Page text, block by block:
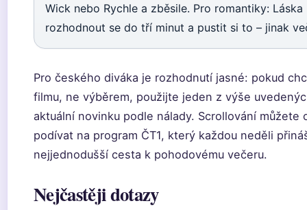
Wick nebo Rychle a zběsile. Pro romantiky:
rozhodnout se do tří minut a pustit si to – jinak
Pro českého diváka je rozhodnutí jasné: pokud
filmu, ne výběrem, použijte jeden z výše
aktuální novinku podle nálady. Scrollování
podívat na program ČT1, který každou neděli
nejjednodušší cesta k pohodovému večeru.
Nejčastěji dotazy